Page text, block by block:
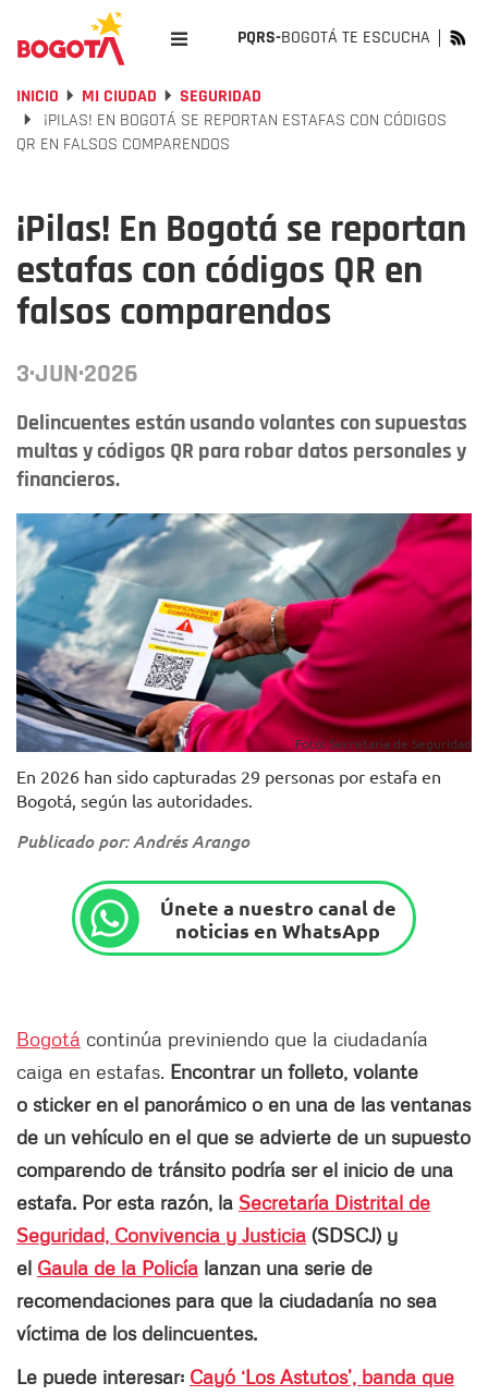
PQRS-BOGOTÁ TE ESCUCHA
INICIO MI CIUDAD
SEGURIDAD
¡PILAS! EN BOGOTÁ SE REPORTAN ESTAFAS CON CÓDIGOS
QR EN FALSOS COMPARENDOS
¡Pilas! En Bogotá se reportan
estafas con códigos QR en
falsos comparendos
3·JUN·2026
Delincuentes están usando volantes con supuestas
multas y códigos QR para robar datos personales y
financieros.
Foto: Secretaría de Seguridad
En 2026 han sido capturadas 29 personas por estafa en
Bogotá, según las autoridades.
Publicado por: Andrés Arango
Únete a nuestro canal de
noticias en WhatsApp
Bogotá continúa previniendo que la ciudadanía
caiga en estafas. Encontrar un folleto, volante
o sticker en el panorámico o en una de las ventanas
de un vehículo en el que se advierte de un supuesto
comparendo de tránsito podría ser el inicio de una
estafa. Por esta razón, la Secretaría Distrital de
Seguridad, Convivencia y Justicia (SDSCJ) y
el Gaula de la Policía lanzan una serie de
recomendaciones para que la ciudadanía no sea
víctima de los delincuentes.
Le puede interesar: Cayó ‘Los Astutos’, banda que